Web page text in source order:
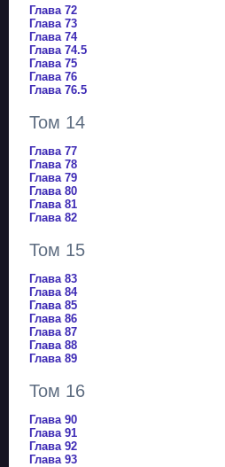
Глава 72
Глава 73
Глава 74
Глава 74.5
Глава 75
Глава 76
Глава 76.5
Том 14
Глава 77
Глава 78
Глава 79
Глава 80
Глава 81
Глава 82
Том 15
Глава 83
Глава 84
Глава 85
Глава 86
Глава 87
Глава 88
Глава 89
Том 16
Глава 90
Глава 91
Глава 92
Глава 93